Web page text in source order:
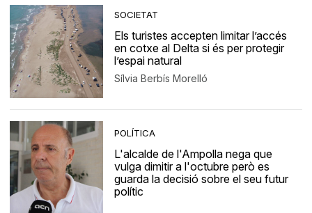
SOCIETAT
Els turistes accepten limitar l’accés
en cotxe al Delta si és per protegir
l’espai natural
Sílvia Berbís Morelló
POLÍTICA
L'alcalde de l'Ampolla nega que
vulga dimitir a l'octubre però es
guarda la decisió sobre el seu futur
polític